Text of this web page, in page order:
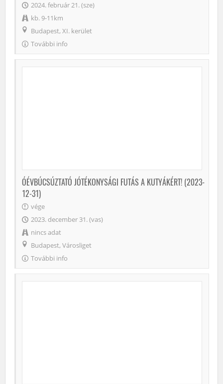
2024. február 21. (sze)
kb. 9-11km
Budapest, XI. kerület
További info
ÓÉVBÚCSÚZTATÓ JÓTÉKONYSÁGI FUTÁS A KUTYÁKÉRT! (2023-
12-31)
vége
2023. december 31. (vas)
nincs adat
Budapest, Városliget
További info